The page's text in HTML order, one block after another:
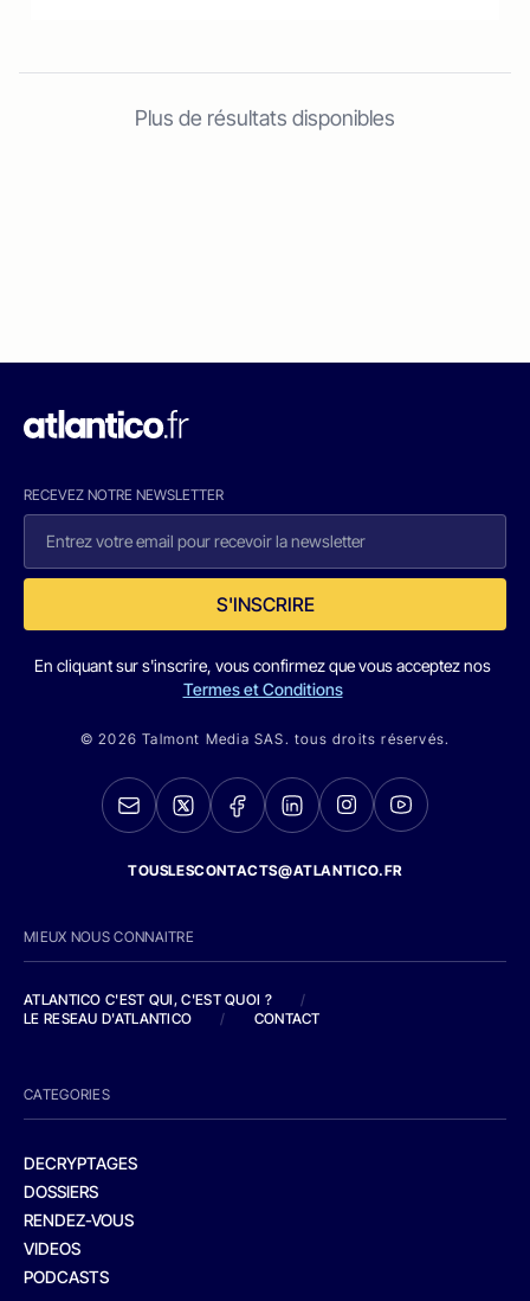
Plus de résultats disponibles
RECEVEZ NOTRE NEWSLETTER
S'INSCRIRE
En cliquant sur s'inscrire, vous confirmez que vous acceptez nos
Termes et Conditions
© 2026 Talmont Media SAS. tous droits réservés.
TOUSLESCONTACTS@ATLANTICO.FR
MIEUX NOUS CONNAITRE
ATLANTICO C'EST QUI, C'EST QUOI ?
/
LE RESEAU D'ATLANTICO
/ CONTACT
CATEGORIES
DECRYPTAGES
DOSSIERS
RENDEZ-VOUS
VIDEOS
PODCASTS